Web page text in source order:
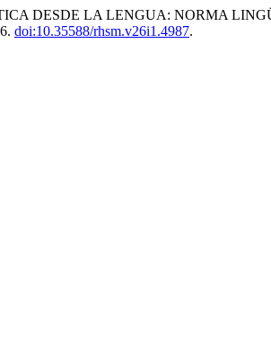
DESDE LA LENGUA: NORMA
doi:10.35588/rhsm.v26i1.4987.